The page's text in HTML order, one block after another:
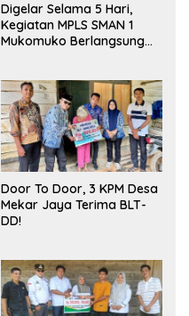
Digelar Selama 5 Hari,
Kegiatan MPLS SMAN 1
Mukomuko Berlangsung
Door To Door, 3 KPM Desa
Mekar Jaya Terima BLT-
DD!